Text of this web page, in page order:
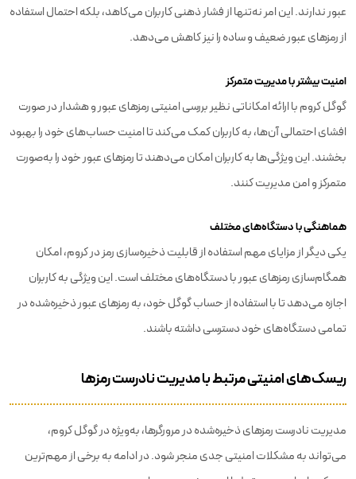
عبور ندارند. این امر نه‌تنها از فشار ذهنی کاربران می‌کاهد، بلکه احتمال استفاده
از رمزهای عبور ضعیف و ساده را نیز کاهش می‌دهد.
امنیت بیشتر با مدیریت متمرکز
گوگل کروم با ارائه امکاناتی نظیر بررسی امنیتی رمزهای عبور و هشدار در صورت
افشای احتمالی آن‌ها، به کاربران کمک می‌کند تا امنیت حساب‌های خود را بهبود
بخشند. این ویژگی‌ها به کاربران امکان می‌دهند تا رمزهای عبور خود را به‌صورت
متمرکز و امن مدیریت کنند.
هماهنگی با دستگاه‌های مختلف
یکی دیگر از مزایای مهم استفاده از قابلیت ذخیره‌سازی رمز در کروم، امکان
همگام‌سازی رمزهای عبور با دستگاه‌های مختلف است. این ویژگی به کاربران
اجازه می‌دهد تا با استفاده از حساب گوگل خود، به رمزهای عبور ذخیره‌شده در
تمامی دستگاه‌های خود دسترسی داشته باشند.
ریسک‌های امنیتی مرتبط با مدیریت نادرست رمزها
مدیریت نادرست رمزهای ذخیره‌شده در مرورگرها، به‌ویژه در گوگل کروم،
می‌تواند به مشکلات امنیتی جدی منجر شود. در ادامه به برخی از مهم‌ترین